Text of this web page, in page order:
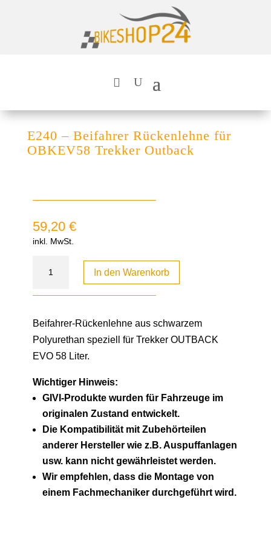
E240 – Beifahrer Rückenlehne für
OBKEV58 Trekker Outback
59,20 €
inkl. MwSt.
In den Warenkorb
Beifahrer-Rückenlehne aus schwarzem
Polyurethan speziell für Trekker OUTBACK
EVO 58 Liter.
Wichtiger Hinweis:
GIVI-Produkte wurden für Fahrzeuge im
originalen Zustand entwickelt.
Die Kompatibilität mit Zubehörteilen
anderer Hersteller wie z.B. Auspuffanlagen
usw. kann nicht gewährleistet werden.
Wir empfehlen, dass die Montage von
einem Fachmechaniker durchgeführt wird.